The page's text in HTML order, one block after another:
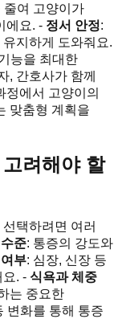
줄여 고양이가
에요. - 정서 안정:
지하게 도와줘요.
능을 최대한
, 간호사가 함께
정에서 고양이의
맞춤형 계획을
려해야 할
택하려면 여러
준: 통증의 강도와
부: 심장, 신장 등
요. - 식욕과 체중
는 중요한
변화를 통해 통증